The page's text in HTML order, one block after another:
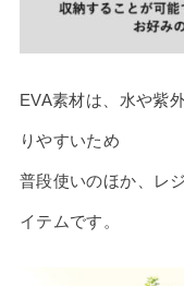
EVA素材は、水や紫
りやすいため
普段使いのほか、レ
イテムです。